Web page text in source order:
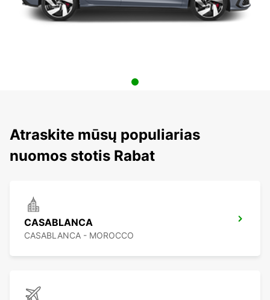
Atraskite mūsų populiarias
nuomos stotis Rabat
CASABLANCA
CASABLANCA - MOROCCO